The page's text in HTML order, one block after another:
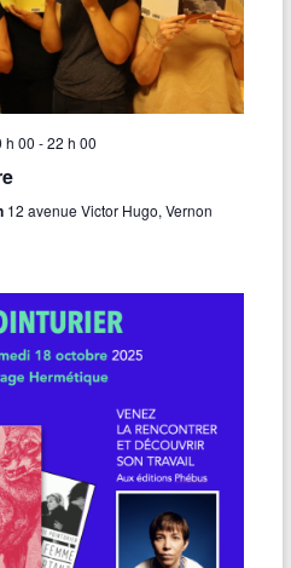
h 00 -22 h 00
12 avenue Victor Hugo, Vernon